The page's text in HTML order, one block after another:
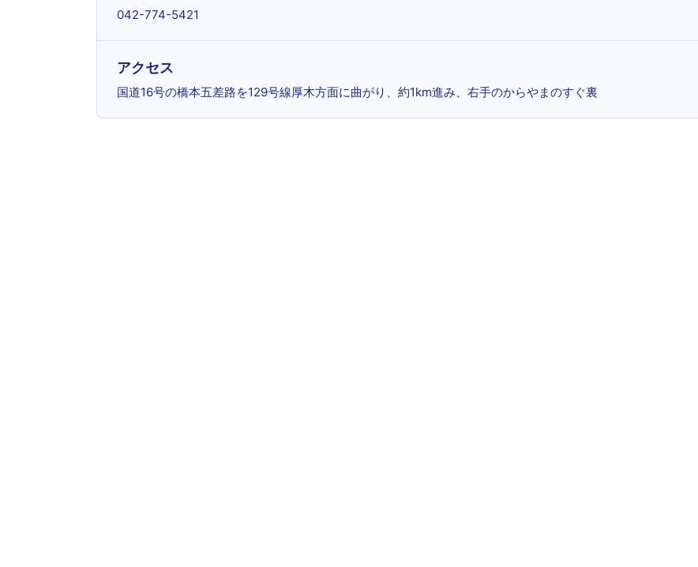
042-774-5421
アクセス
国道16号の橋本五差路を129号線厚木方面に曲がり、約1km進み、右手のからやまのすぐ裏